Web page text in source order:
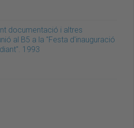
documentació i altres
al B5 a la "Festa d'inauguració
1993